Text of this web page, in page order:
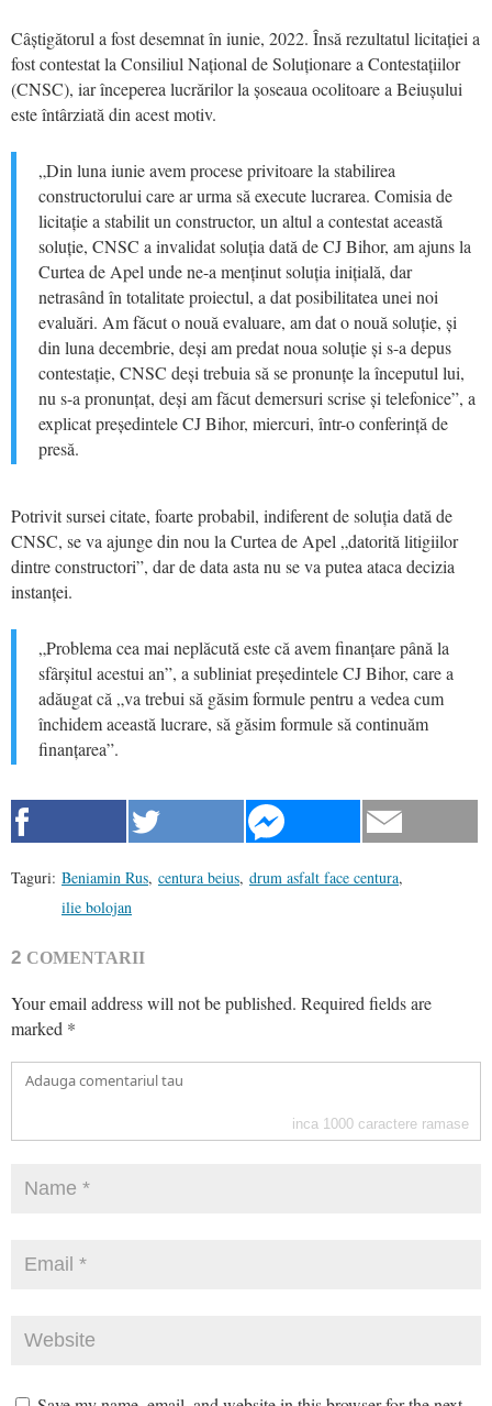
Câștigătorul a fost desemnat în iunie, 2022. Însă rezultatul licitației a
fost contestat la Consiliul Național de Soluționare a Contestațiilor
(CNSC), iar începerea lucrărilor la șoseaua ocolitoare a Beiușului
este întârziată din acest motiv.
„Din luna iunie avem procese privitoare la stabilirea
constructorului care ar urma să execute lucrarea. Comisia de
licitație a stabilit un constructor, un altul a contestat această
soluție, CNSC a invalidat soluția dată de CJ Bihor, am ajuns la
Curtea de Apel unde ne-a menținut soluția inițială, dar
netrasând în totalitate proiectul, a dat posibilitatea unei noi
evaluări. Am făcut o nouă evaluare, am dat o nouă soluție, și
din luna decembrie, deși am predat noua soluție și s-a depus
contestație, CNSC deși trebuia să se pronunțe la începutul lui,
nu s-a pronunțat, deși am făcut demersuri scrise și telefonice”, a
explicat președintele CJ Bihor, miercuri, într-o conferință de
presă.
Potrivit sursei citate, foarte probabil, indiferent de soluția dată de
CNSC, se va ajunge din nou la Curtea de Apel „datorită litigiilor
dintre constructori”, dar de data asta nu se va putea ataca decizia
instanței.
„Problema cea mai neplăcută este că avem finanțare până la
sfârșitul acestui an”, a subliniat președintele CJ Bihor, care a
adăugat că „va trebui să găsim formule pentru a vedea cum
închidem această lucrare, să găsim formule să continuăm
finanțarea”.
Taguri: Beniamin Rus, centura beius, drum asfalt face centura,
ilie bolojan
2 COMENTARII
Your email address will not be published. Required fields are
marked *
inca 1000 caractere ramase